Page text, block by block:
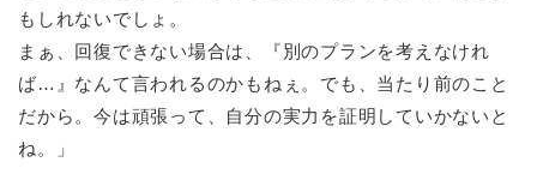
もしれないでしょ。
まぁ、回復できない場合は、『別のプランを考えなけれ
ば…』なんて言われるのかもねぇ。でも、当たり前のこと
だから。今は頑張って、自分の実力を証明していかないと
ね。」